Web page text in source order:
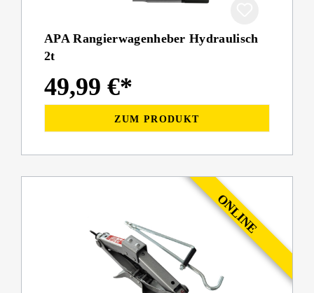
APA Rangierwagenheber Hydraulisch
2t
49,99 €*
ZUM PRODUKT